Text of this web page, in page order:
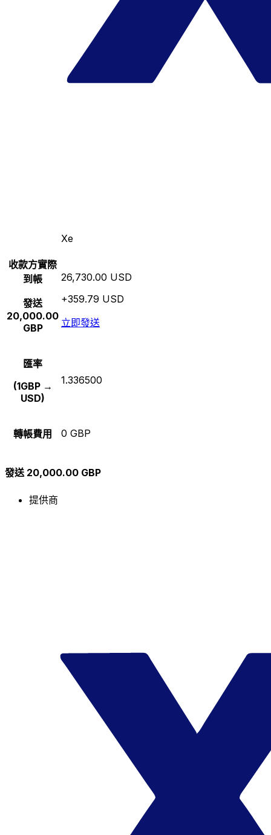
Xe
收款方實際
到帳
發送
20,000.00
GBP
26,730.00 USD
+359.79 USD
立即發送
匯率
(1GBP →
USD)
1.336500
轉帳費用 0 GBP
發送 20,000.00 GBP
提供商